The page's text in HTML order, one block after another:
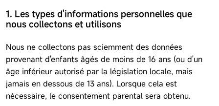
1. Les types d'informations personnelles que
nous collectons et utilisons
Nous ne collectons pas sciemment des données
provenant d'enfants âgés de moins de 16 ans (ou d'un
âge inférieur autorisé par la législation locale, mais
jamais en dessous de 13 ans). Lorsque cela est
nécessaire, le consentement parental sera obtenu.